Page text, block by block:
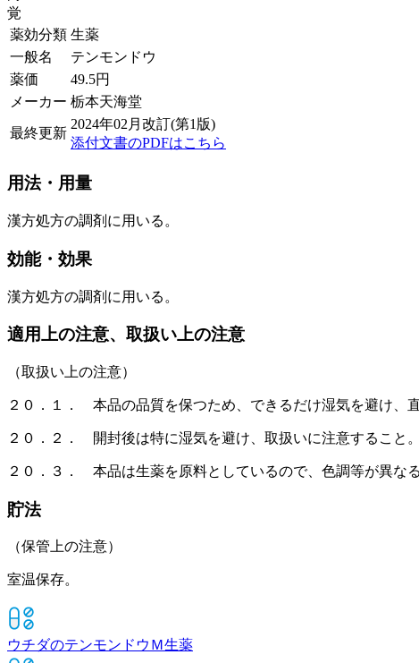
覚
薬効分類 生薬
一般名
テンモンドウ
薬価
49.5円
メーカー 栃本天海堂
最終更新
2024年02月改訂(第1版)
添付文書のPDFはこちら
用法・用量
漢方処方の調剤に用いる。
効能・効果
漢方処方の調剤に用いる。
適用上の注意、取扱い上の注意
（取扱い上の注意）
２０．１． 本品の品質を保つため、できるだけ湿気を避け、
２０．２． 開封後は特に湿気を避け、取扱いに注意すること。
２０．３． 本品は生薬を原料としているので、色調等が異なる
貯法
（保管上の注意）
室温保存。
ウチダのテンモンドウＭ生薬